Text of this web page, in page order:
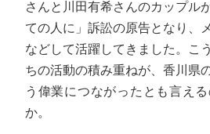
さんと川田有希さんのカップル
ての人に」訴訟の原告となり、
などして活躍してきました。こ
ちの活動の積み重ねが、香川県
う偉業につながったとも言え
か。